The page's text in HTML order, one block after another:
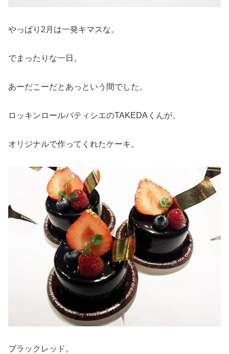
やっぱり2月は一発キマスな。
でまったりな一日。
あーだこーだとあっという間でした。
ロッキンロールパティシエのTAKEDAくんが、
オリジナルで作ってくれたケーキ。
ブラックレッド。